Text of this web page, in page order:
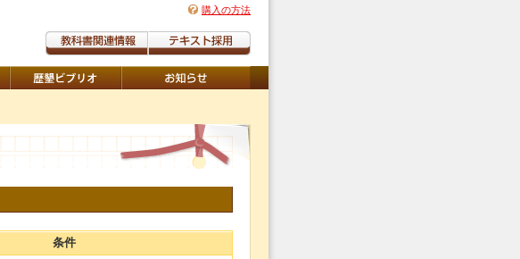
購入の方法
条件